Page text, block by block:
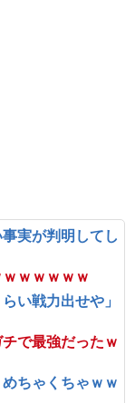
実が判明してし
ｗｗｗｗｗ
い戦力出せや」
で最強だったｗ
ちゃくちゃｗｗ